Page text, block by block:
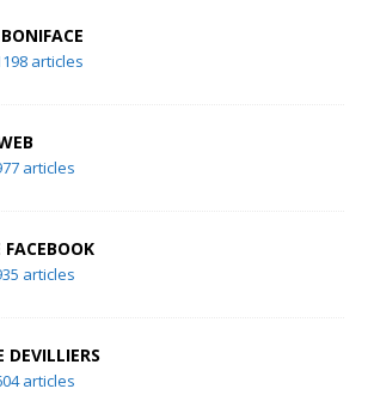
articles
articles
articles
DEVILLIERS
articles